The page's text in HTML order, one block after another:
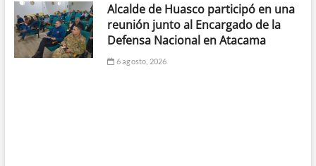
Alcalde de Huasco participó en una
reunión junto al Encargado de la
Defensa Nacional en Atacama
6 agosto, 2026